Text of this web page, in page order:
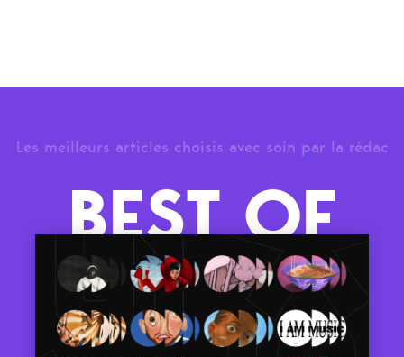
Les meilleurs articles choisis avec soin par la rédac
BEST OF